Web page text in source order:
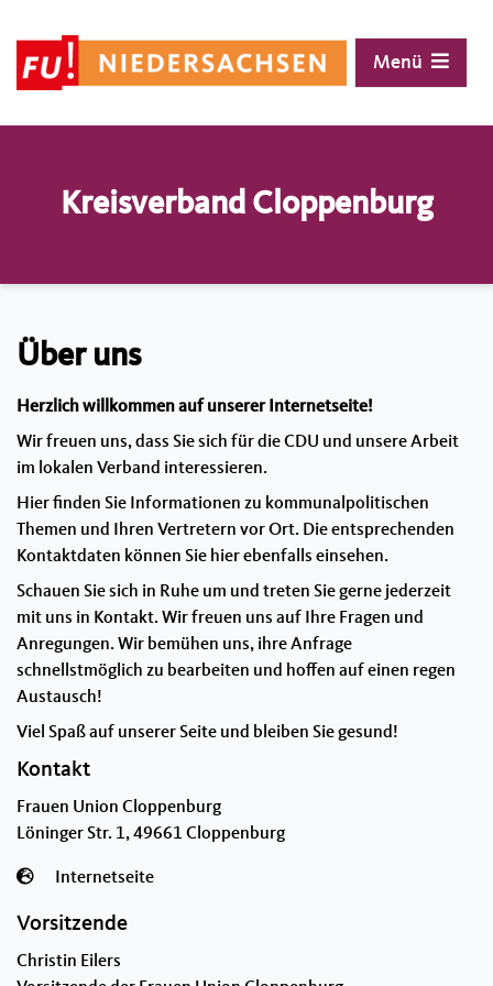
Menü
Kreisverband Cloppenburg
Über uns
Herzlich willkommen auf unserer Internetseite!
Wir freuen uns, dass Sie sich für die CDU und unsere Arbeit
im lokalen Verband interessieren.
Hier finden Sie Informationen zu kommunalpolitischen
Themen und Ihren Vertretern vor Ort. Die entsprechenden
Kontaktdaten können Sie hier ebenfalls einsehen.
Schauen Sie sich in Ruhe um und treten Sie gerne jederzeit
mit uns in Kontakt. Wir freuen uns auf Ihre Fragen und
Anregungen. Wir bemühen uns, ihre Anfrage
schnellstmöglich zu bearbeiten und hoffen auf einen regen
Austausch!
Viel Spaß auf unserer Seite und bleiben Sie gesund!
Kontakt
Frauen Union Cloppenburg
Löninger Str. 1, 49661 Cloppenburg
Internetseite
Vorsitzende
Christin Eilers
Landesvorstand
Positionen
Vor Ort
Interner Bereich (Anmelden)
Kachelgenerator